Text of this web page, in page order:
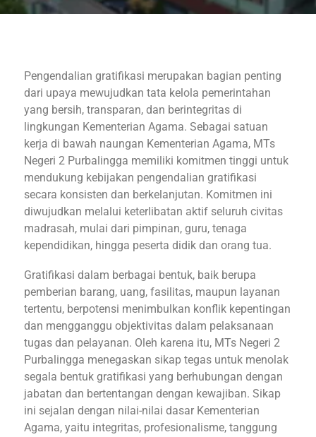
Pengendalian gratifikasi merupakan bagian penting
dari upaya mewujudkan tata kelola pemerintahan
yang bersih, transparan, dan berintegritas di
lingkungan Kementerian Agama. Sebagai satuan
kerja di bawah naungan Kementerian Agama, MTs
Negeri 2 Purbalingga memiliki komitmen tinggi untuk
mendukung kebijakan pengendalian gratifikasi
secara konsisten dan berkelanjutan. Komitmen ini
diwujudkan melalui keterlibatan aktif seluruh civitas
madrasah, mulai dari pimpinan, guru, tenaga
kependidikan, hingga peserta didik dan orang tua.
Gratifikasi dalam berbagai bentuk, baik berupa
pemberian barang, uang, fasilitas, maupun layanan
tertentu, berpotensi menimbulkan konflik kepentingan
dan mengganggu objektivitas dalam pelaksanaan
tugas dan pelayanan. Oleh karena itu, MTs Negeri 2
Purbalingga menegaskan sikap tegas untuk menolak
segala bentuk gratifikasi yang berhubungan dengan
jabatan dan bertentangan dengan kewajiban. Sikap
ini sejalan dengan nilai-nilai dasar Kementerian
Agama, yaitu integritas, profesionalisme, tanggung